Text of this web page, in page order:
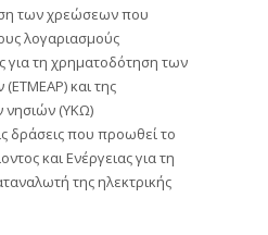
των χρεώσεων που
λογαριασμούς
για τη χρηματοδότηση των
και της
νησιών (ΥΚΩ)
δράσεις που προωθεί το
και Ενέργειας για τη
της ηλεκτρικής